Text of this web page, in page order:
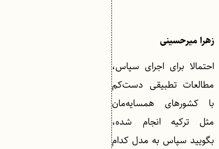
زهرا میرحسینی
احتمالا برای اجرای سپاس،
مطالعات تطبیقی دست‌کم
با کشورهای همسایه‌مان
مثل ترکیه انجام شده،
بگویید سپاس به مدل کدام‌